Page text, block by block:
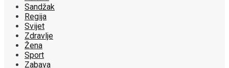
Sandžak
Regija
Svijet
Zdravlje
Žena
Sport
Zabava